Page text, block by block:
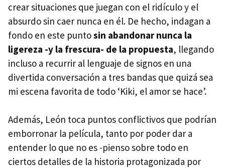
crear situaciones que juegan con el ridículo y el
absurdo sin caer nunca en él. De hecho, indagan a
fondo en este puntosin abandonar nunca la
ligereza -y la frescura- de la propuesta, llegando
incluso a recurrir al lenguaje de signos en una
divertida conversación a tres bandas que quizá sea
mi escena favorita de todo ‘Kiki, el amor se hace’.
Además, León toca puntos conflictivos que podrían
emborronar la película, tanto por poder dar a
entender lo que no es -pienso sobre todo en
ciertos detalles de la historia protagonizada por